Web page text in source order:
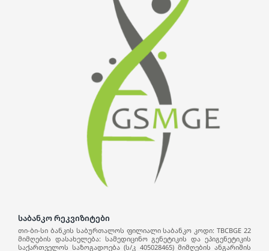
საბანკო რეკვიზიტები
თი-ბი-სი ბანკის საბურთალოს ფილიალი საბანკო კოდი: TBCBGE 22
მიმღების დასახელება: სამედიცინო გენეტიკის და ეპიგენეტიკის
საქართველოს საზოგადოება (ს/კ 405028465) მიმღების ანგარიშის